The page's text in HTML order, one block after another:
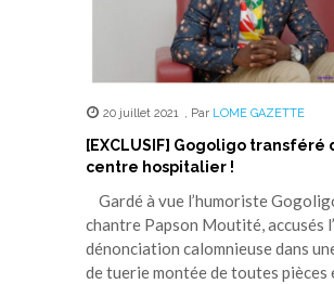
20 juillet 2021 , Par LOME GAZETTE
[EXCLUSIF] Gogoligo transféré
centre hospitalier !
Gardé à vue l’humoriste
chantre Papson Moutité, accusés
dénonciation calomnieuse dans
de tuerie montée de toutes pièces